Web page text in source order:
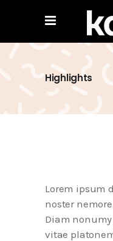
Highlights
Lorem ipsum
noster
Diam
vitae